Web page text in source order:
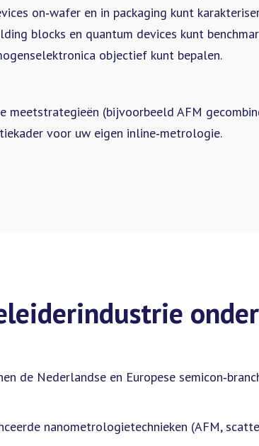
on‑wafer en in packaging kunt
blocks en quantum devices kunt
objectief kunt bepalen.
meetstrategieën (bijvoorbeeld AFM
voor uw eigen inline‑metrologie.
de Nederlandse en Europese
nanometrologietechnieken (AFM,